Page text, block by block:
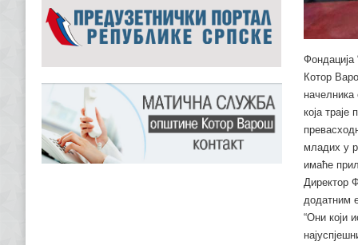
Фондација
Котор
која
младих у
имаће
Директор
додатним
“Они који